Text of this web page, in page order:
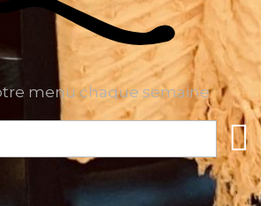
menu chaque semaine